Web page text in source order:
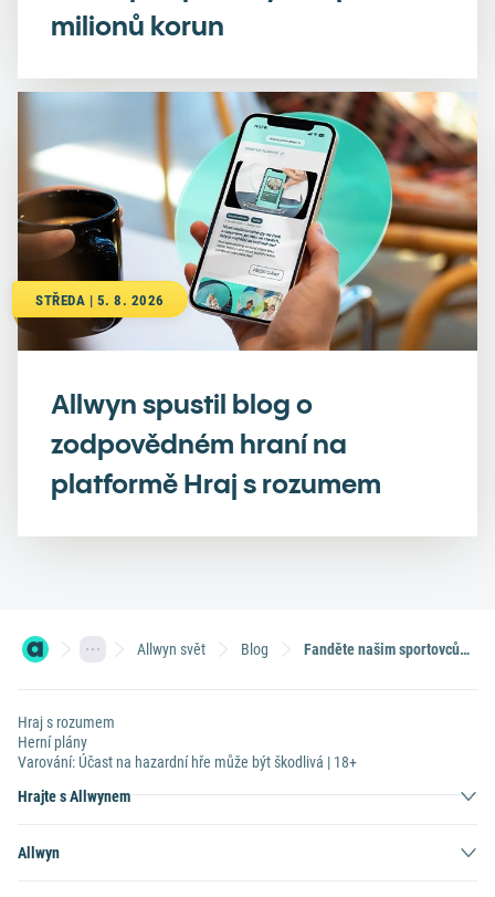
milionů korun
STŘEDA | 5. 8. 2026
Allwyn spustil blog o
zodpovědném hraní na
platformě Hraj s rozumem
Allwyn svět Blog Fanděte našim sportovcům na Olympijském festivalu v Brně
Hraj s rozumem
Herní plány
Varování: Účast na hazardní hře může být škodlivá | 18+
Hrajte s Allwynem
Allwyn